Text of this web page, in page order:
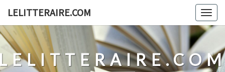
content
LELITTERAIRE.COM